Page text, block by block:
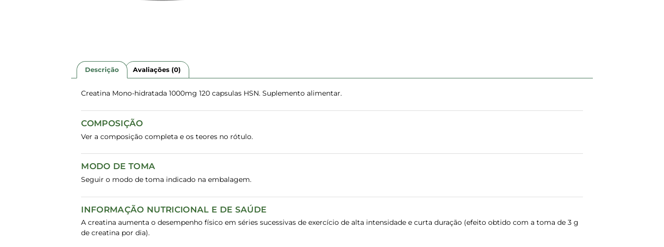
Descrição Avaliações (0)
Creatina Mono-hidratada 1000mg 120 capsulas HSN. Suplemento alimentar.
COMPOSIÇÃO
Ver a composição completa e os teores no rótulo.
MODO DE TOMA
Seguir o modo de toma indicado na embalagem.
INFORMAÇÃO NUTRICIONAL E DE SAÚDE
A creatina aumenta o desempenho físico em séries sucessivas de exercício de alta intensidade e curta duração (efeito obtido com a toma de 3 g
de creatina por dia).